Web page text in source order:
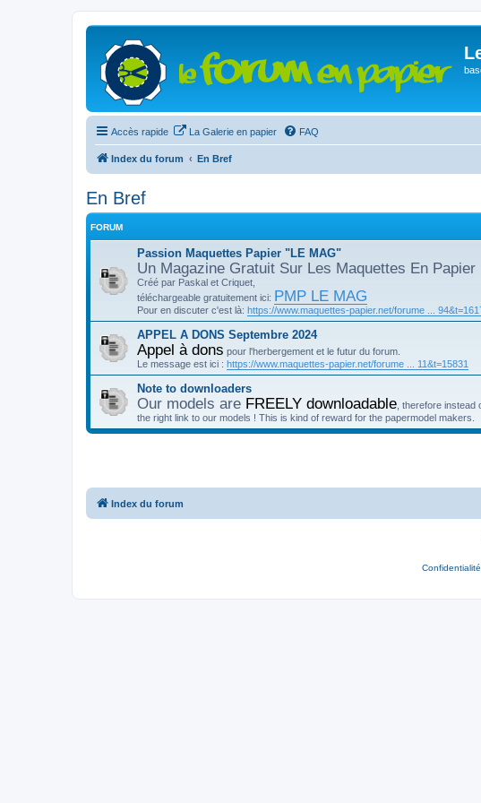
Accès rapide La Galerie en papier FAQ
Index du forum En Bref
En Bref
FORUM
Passion Maquettes Papier "LE MAG"
Un Magazine Gratuit Sur Les Maquettes En Papier
Créé par Paskal et Criquet,
téléchargeable gratuitement ici: PMP LE MAG
Pour en discuter c'est là: https://www.maquettes-papier.net/forume ...
APPEL A DONS Septembre 2024
Appel à dons pour l'herbergement et le futur du forum.
Le message est ici : https://www.maquettes-papier.net/forume ... 11&t=15831
Note to downloaders
Our models are FREELY downloadable , therefore
the right link to our models ! This is kind of reward for the papermodel makers.
Index du forum
Confidentialité